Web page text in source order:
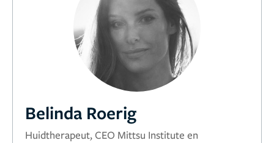
Belinda Roerig
Huidtherapeut, CEO Mittsu Institute en